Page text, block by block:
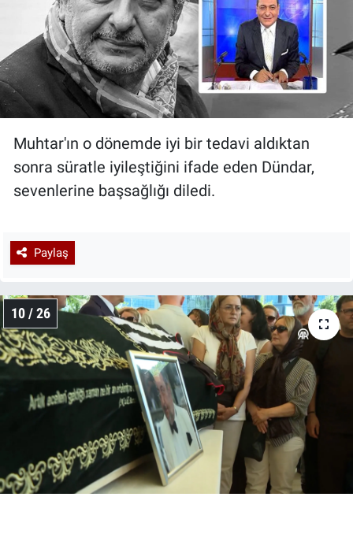
Muhtar'ın o dönemde iyi bir tedavi aldıktan
sonra süratle iyileştiğini ifade eden Dündar,
sevenlerine başsağlığı diledi.
Paylaş
10 / 26